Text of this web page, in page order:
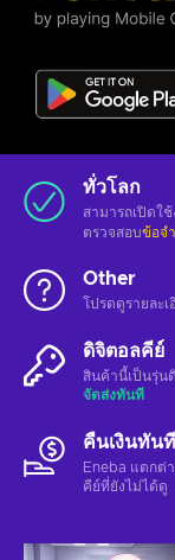
ทั่วโลก
สามารถเปิดใ
ตรวจสอบข้อจ
Other
โปรดดูรายละ
ดิจิตอลคีย์
สินค้านี้เป็นรุ่น
จัดส่งทันที
คืนเงินทันที
Eneba แตกต่
คีย์ที่ยังไม่ได้ดู